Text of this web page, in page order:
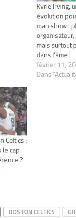
Kyrie Irving,
évolution
man show :
mais surtout
dans l’âme !
février 11,
Dans
Celtics :
le cap
?
BOSTON CELTICS